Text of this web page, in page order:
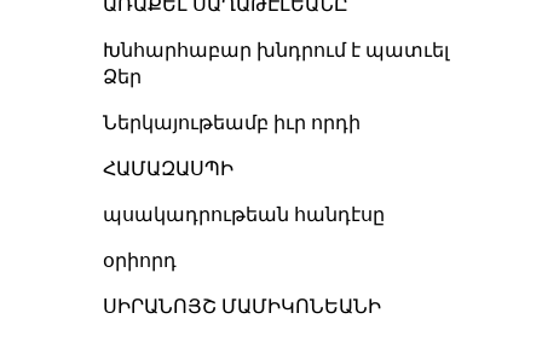
ԱՌԱՔԵԼ ՍԱՂԱԹԷԼԵԱՆԸ
Խնհարհաբար խնդրում է պատւել
Ձեր
Ներկայութեամբ իւր որդի
ՀԱՄԱԶԱՍՊԻ
պսակադրութեան հանդէսը
օրիորդ
ՍԻՐԱՆՈՅՇ ՄԱՄԻԿՈՆԵԱՆԻ